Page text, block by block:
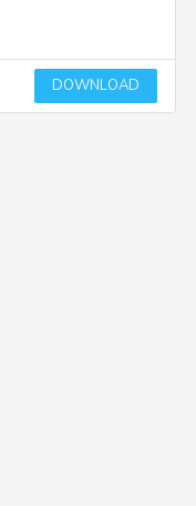
DOWNLOAD